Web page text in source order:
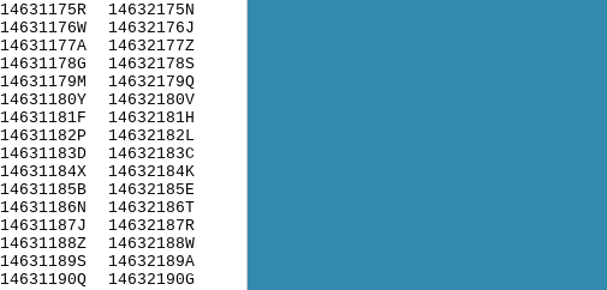
14631175R
14631176W
14631177A
14631178G
14631179M
14631180Y
14631181F
14631182P
14631183D
14631184X
14631185B
14631186N
14631187J
14631188Z
14631189S
14631190Q
14632175N
14632176J
14632177Z
14632178S
14632179Q
14632180V
14632181H
14632182L
14632183C
14632184K
14632185E
14632186T
14632187R
14632188W
14632189A
14632190G